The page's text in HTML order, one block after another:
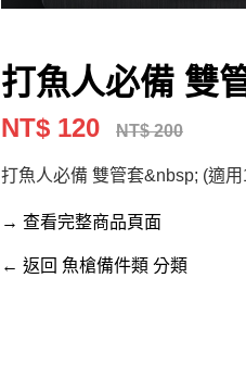
打魚人必備 雙
NT$ 120 NT$ 200
打魚人必備 雙管套&nbsp; (適
→ 查看完整商品頁面
← 返回 魚槍備件類 分類